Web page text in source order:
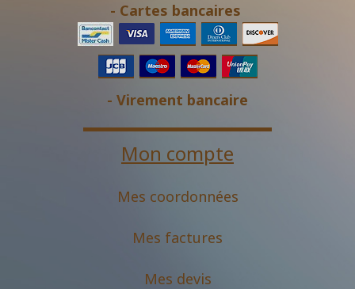
- Cartes bancaires
- Virement bancaire
Mon compte
Mes coordonnées
Mes factures
Mes devis